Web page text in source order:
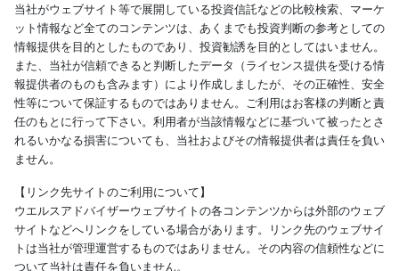
当社がウェブサイト等で展開している投資信託などの比較検索、マーケ
ット情報など全てのコンテンツは、あくまでも投資判断の参考としての
情報提供を目的としたものであり、投資勧誘を目的としてはいません。
また、当社が信頼できると判断したデータ（ライセンス提供を受ける情
報提供者のものも含みます）により作成しましたが、その正確性、安全
性等について保証するものではありません。ご利用はお客様の判断と責
任のもとに行って下さい。利用者が当該情報などに基づいて被ったとさ
れるいかなる損害についても、当社およびその情報提供者は責任を負い
ません。
【リンク先サイトのご利用について】
ウエルスアドバイザーウェブサイトの各コンテンツからは外部のウェブ
サイトなどへリンクをしている場合があります。リンク先のウェブサイ
トは当社が管理運営するものではありません。その内容の信頼性などに
ついて当社は責任を負いません。